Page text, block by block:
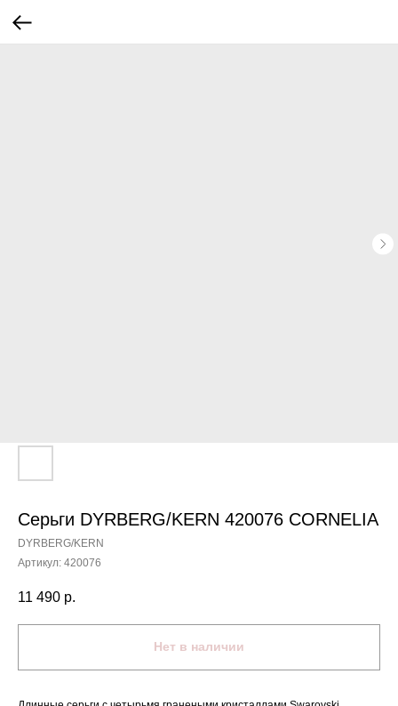
Серьги DYRBERG/KERN 420076 CORNELIA
DYRBERG/KERN
Артикул: 420076
11 490 р.
Нет в наличии